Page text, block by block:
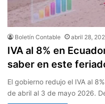
Boletín Contable abril 28,
IVA al 8% en
saber en este
El gobierno redujo el IVA al
de abril al 3 de mayo 2026.